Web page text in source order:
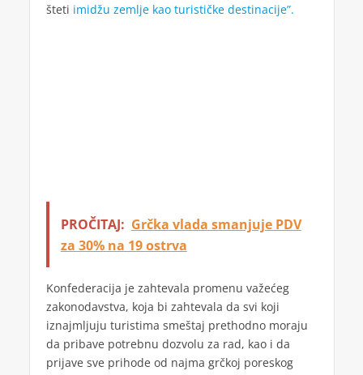
šteti imidžu zemlje kao turističke destinacije”.
PROČITAJ: Grčka vlada smanjuje PDV
za 30% na 19 ostrva
Konfederacija je zahtevala promenu važećeg
zakonodavstva, koja bi zahtevala da svi koji
iznajmljuju turistima smeštaj prethodno moraju
da pribave potrebnu dozvolu za rad, kao i da
prijave sve prihode od najma grčkoj poreskog